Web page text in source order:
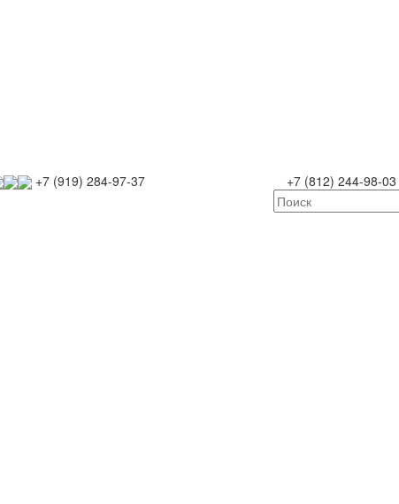
+7 (919) 284-97-37 +7 (812) 244-98-03